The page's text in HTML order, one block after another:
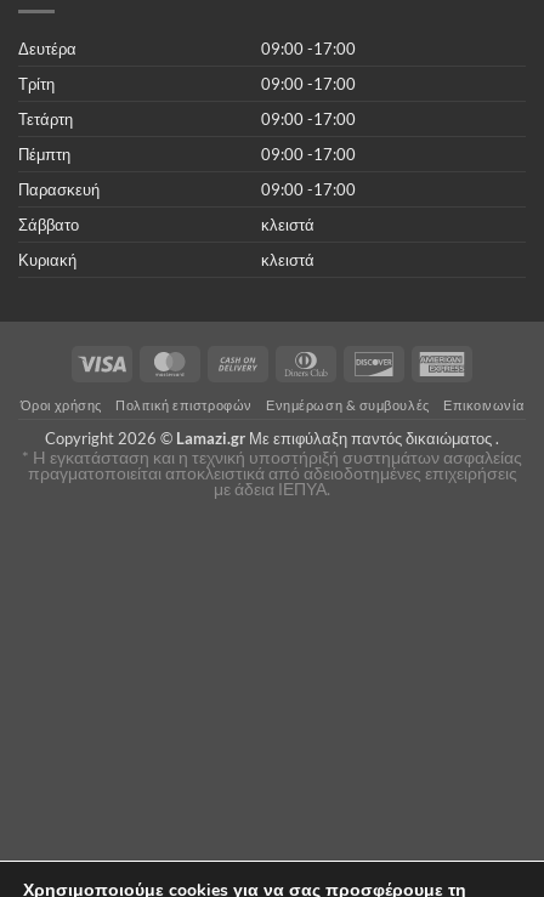
Δευτέρα
09:00 -17:00
Τρίτη
09:00 -17:00
Τετάρτη
09:00 -17:00
Πέμπτη
09:00 -17:00
Παρασκευή
09:00 -17:00
Σάββατο
κλειστά
Κυριακή
κλειστά
Visa MasterCardCash
Delivery
Dinners
Discover
Όροι χρήσης Πολιτική επιστροφών Ενημέρωση & συμβουλές Επικοινωνία
Copyright 2026 © Lamazi.gr Με επιφύλαξη παντός δικαιώματος .
* H εγκατάσταση και η τεχνική υποστήριξή συστημάτων ασφαλείας
πραγματοποιείται αποκλειστικά από αδειοδοτημένες επιχειρήσεις
με άδεια ΙΕΠΥΑ.
Χρησιμοποιούμε cookies για να σας προσφέρουμε τη